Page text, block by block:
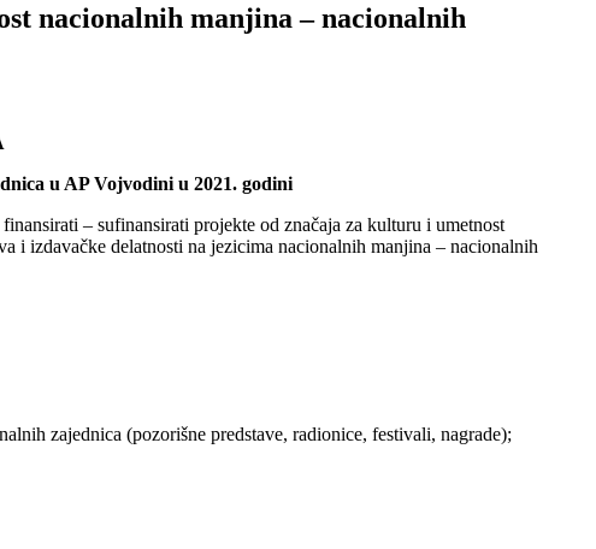
nacionalnih manjina – nacionalnih
u AP Vojvodini u 2021. godini
– sufinansirati projekte od značaja za kulturu i umetnost
i izdavačke delatnosti na jezicima nacionalnih manjina – nacionalnih
zajednica (pozorišne predstave, radionice, festivali, nagrade);